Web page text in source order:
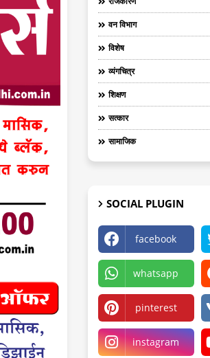
वन विभाग
विशेष
व्यंगचित्र
शिक्षण
सत्कार
सामाजिक
SOCIAL PLUGIN
facebook
whatsapp
pinterest
instagram